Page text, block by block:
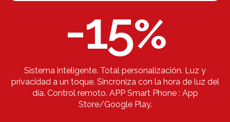
-15%
Sistema inteligente. Total personalización. Luz y
privacidad a un toque. Sincroniza con la hora de luz del
día. Control remoto. APP Smart Phone : App
Store/Google Play.